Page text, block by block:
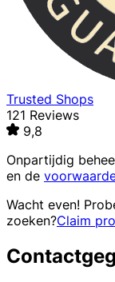
Trusted Shops
121 Reviews
9,8
Onpartijdig
en de
Wacht even!
zoeken?Claim